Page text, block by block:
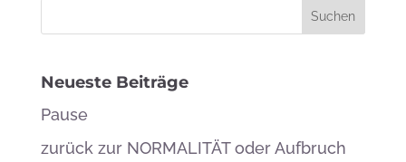
Neueste Beiträge
Pause
zurück zur NORMALITÄT oder Aufbruch